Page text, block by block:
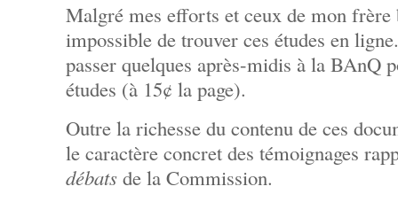
Malgré mes efforts et ceux de mon
impossible de trouver ces études en
passer quelques après-midis à la BAnQ
études (à 15¢ la page).
Outre la richesse du contenu de ces
le caractère concret des témoignages
débats de la Commission.